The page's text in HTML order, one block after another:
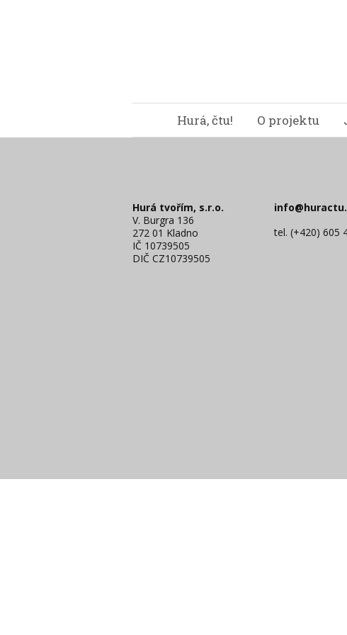
Hurá, čtu! O projektu
Hurá tvořím, s.r.o.
V. Burgra 136
272 01 Kladno
IČ 10739505
DIČ CZ10739505
tel. (+420) 605